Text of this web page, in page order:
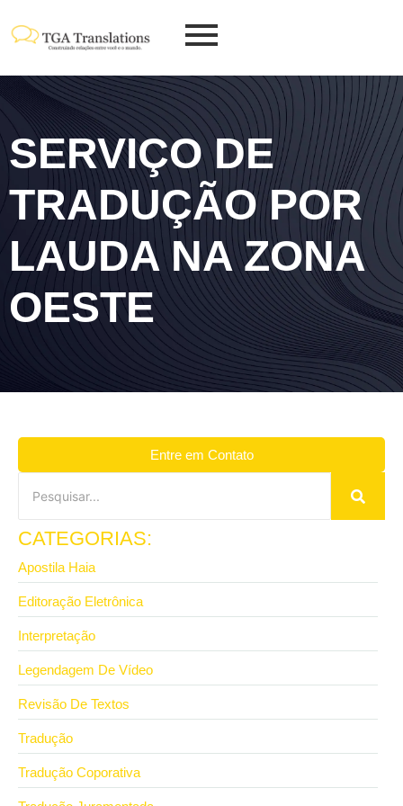
SERVIÇO DE
TRADUÇÃO POR
LAUDA NA ZONA
OESTE
Entre em Contato
CATEGORIAS:
Apostila Haia
Editoração Eletrônica
Interpretação
Legendagem De Vídeo
Revisão De Textos
Tradução
Tradução Coporativa